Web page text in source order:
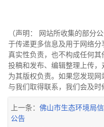
（声明： 网站所收集的部分
于传递更多信息及用于网络
真实性负责，也不构成任何
投稿和发布、编辑整理上传
为其版权负责。如果您发现
与我们取得联系，我们会及时
上一条： 佛山市生态环境局
公告